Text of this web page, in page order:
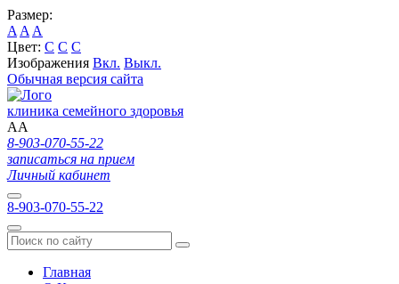
Размер:
A A A
Цвет: C C C
Изображения Вкл. Выкл.
Обычная версия сайта
клиника семейного здоровья
AA
8-903-070-55-22
записаться на прием
Личный кабинет
8-903-070-55-22
Главная